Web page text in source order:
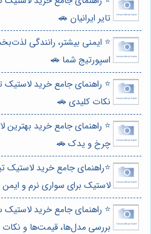
تایر ایرانیان 🚗
⭐️ ایمنی بیشتر، رانندگی
اسپورتیج شما 🚗
⭐️ راهنمای جامع خرید لاستیک
نکات کلیدی 🚗
⭐️ راهنمای جامع خرید بهترین
چرخ و یدک 🚗
⭐️راهنمای جامع خرید لاستیک
لاستیک برای سواری نرم و
⭐️ راهنمای جامع خرید
بررسی مدل‌ها، قیمت‌ها و